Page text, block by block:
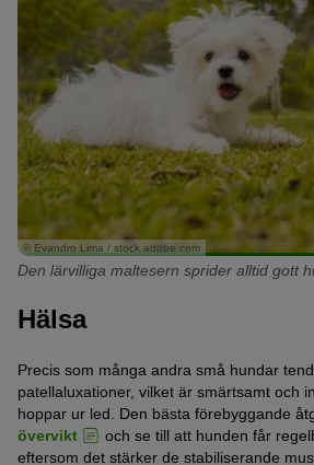
© Evandro Lima / stock.adobe.com
Den lärvilliga maltesern sprider alltid gott
Hälsa
Precis som många andra små hundar
patellaluxationer, vilket är smärtsamt och
hoppar ur led. Den bästa förebyggande
övervikt
och se till att hunden får
eftersom det stärker de stabiliserande